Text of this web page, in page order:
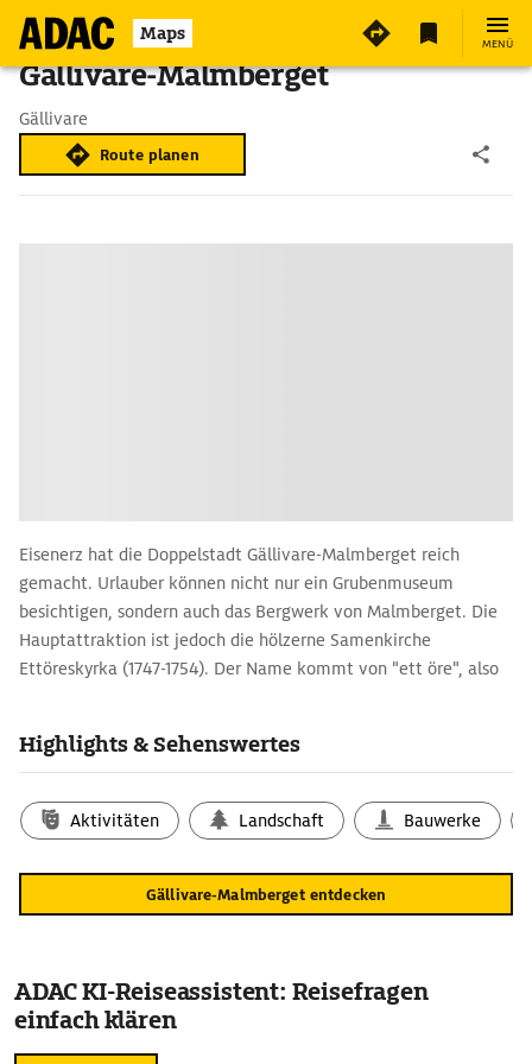
Maps MENÜ
Gällivare-Malmberget
Gällivare
Route planen
Eisenerz hat die Doppelstadt Gällivare-Malmberget reich
gemacht. Urlauber können nicht nur ein Grubenmuseum
besichtigen, sondern auch das Bergwerk von Malmberget. Die
Hauptattraktion ist jedoch die hölzerne Samenkirche
Ettöreskyrka (1747-1754). Der Name kommt von "ett öre", also
denkmalgeschützte Bahnhof des Ortes, der 1887 im
von Luleå nach Narvik und ist Endpunkt der Inlandsbanan. Ein
paar Kilometer südwestlich liegt der ganzjährig viel besuchte
823 m hohe Aussichtsberg Dundred (häufig auch Dundret
geschrieben), auf den eine steile, schmale Straße hinaufführt.
Highlights & Sehenswertes
Aktivitäten Landschaft Bauwerke
Gällivare-Malmberget entdecken
ADAC KI-Reiseassistent: Reisefragen
einfach klären